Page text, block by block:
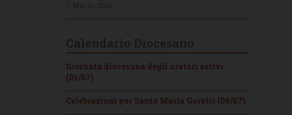
Giornata diocesana degli oratori estivi
(01/07)
Celebrazioni per Santa Maria Goretti (05/07)